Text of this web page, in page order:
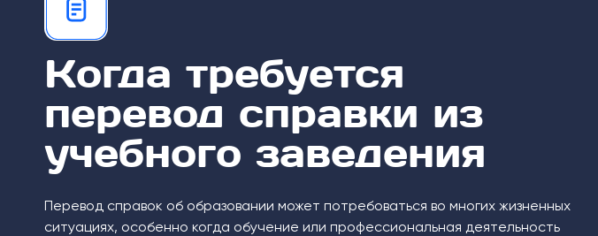
Когда требуется
перевод справки из
учебного заведения
Перевод справок об образовании может потребоваться во многих жизненных
ситуациях, особенно когда обучение или профессиональная деятельность